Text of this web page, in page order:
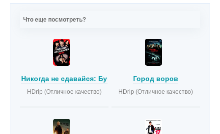
Что еще посмотреть?
Никогда не сдавайся: Бунт
HDrip (Отличное качество)
Город воров
HDrip (Отличное качество)